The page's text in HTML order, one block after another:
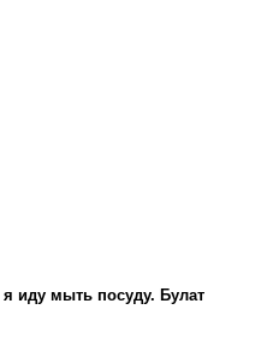
иду мыть посуду. Булат